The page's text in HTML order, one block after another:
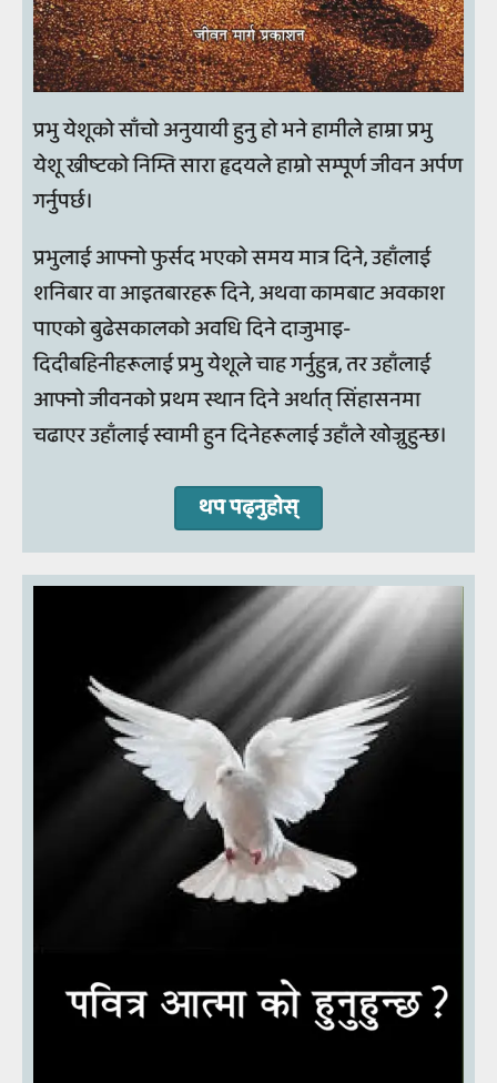
प्रभु येशूको साँचो अनुयायी हुनु हो भने हामीले हाम्रा प्रभु
येशू ख्रीष्टको निम्ति सारा हृदयले हाम्रो सम्पूर्ण जीवन अर्पण
गर्नुपर्छ।
प्रभुलाई आफ्नो फुर्सद भएको समय मात्र दिने, उहाँलाई
शनिबार वा आइतबारहरू दिने, अथवा कामबाट अवकाश
पाएको बुढेसकालको अवधि दिने दाजुभाइ-
दिदीबहिनीहरूलाई प्रभु येशूले चाह गर्नुहुन्न, तर उहाँलाई
आफ्नो जीवनको प्रथम स्थान दिने अर्थात् सिंहासनमा
चढाएर उहाँलाई स्वामी हुन दिनेहरूलाई उहाँले खोज्नुहुन्छ।
थप पढ्नुहोस्